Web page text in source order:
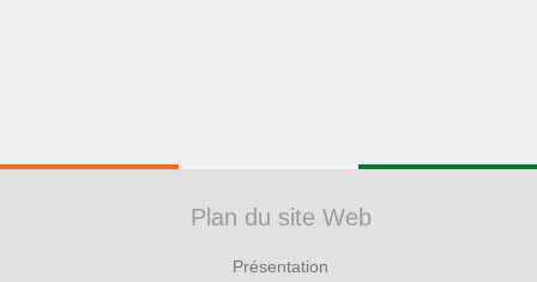
Plan du site Web
Présentation